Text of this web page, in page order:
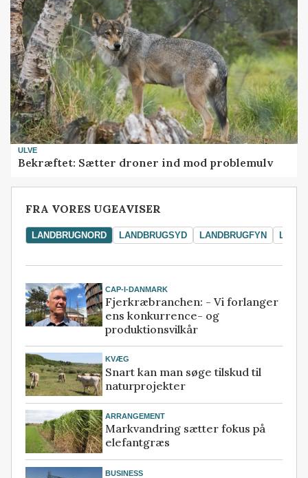
ULVE
Bekræftet: Sætter droner ind mod problemulv
FRA VORES UGEAVISER
LANDBRUGNORD LANDBRUGSYD LANDBRUGFYN
CAP-I-DANMARK
Fjerkræbranchen: - Vi forlanger
ens konkurrence- og
produktionsvilkår
KVÆG
Snart kan man søge tilskud til
naturprojekter
ARRANGEMENT
Markvandring sætter fokus på
elefantgræs
BUSINESS